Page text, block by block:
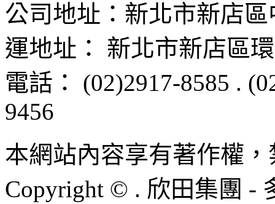
公司地址： 新北市新店區
運地址： 新北市新店區
電話： (02)2917-8585 .
9456
本網站內容享有著作權
Copyright © . 欣田集團 -